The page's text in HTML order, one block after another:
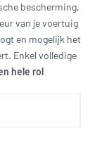
bescherming,
van je voertuig
en mogelijk het
Enkel volledige
hele rol